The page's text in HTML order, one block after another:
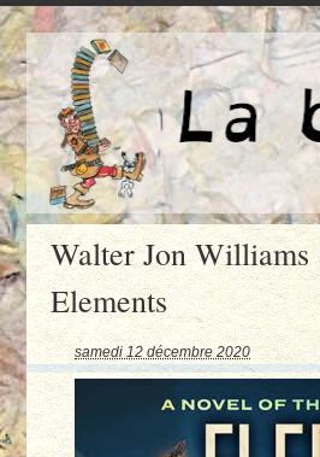
Walter Jon Williams
Elements
samedi 12 décembre 2020